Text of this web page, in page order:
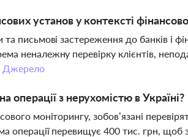
установ у контексті
письмові застереження до банків і
неналежну перевірку клієнтів,
Джерело
операції з нерухомістю в Україні?
моніторингу, зобов’язані
операції перевищує 400 тис. грн,